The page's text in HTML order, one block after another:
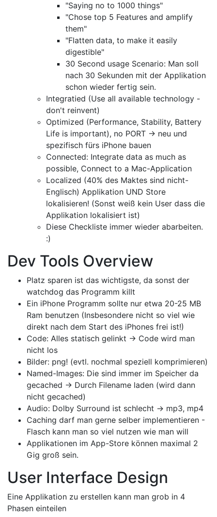
"Saying no to 1000 things"
"Chose top 5 Features and amplify
them"
"Flatten data, to make it easily
digestible"
30 Second usage Scenario: Man soll
nach 30 Sekunden mit der Applikation
schon wieder fertig sein.
Integratied (Use all available technology -
don't reinvent)
Optimized (Performance, Stability, Battery
Life is important), no PORT -> neu und
spezifisch fürs iPhone bauen
Connected: Integrate data as much as
possible, Connect to a Mac-Application
Localized (40% des Maktes sind nicht-
Englisch) Applikation UND Store
lokalisieren! (Sonst weiß kein User dass die
Applikation lokalisiert ist)
Diese Checkliste immer wieder abarbeiten.
:)
Dev Tools Overview
Platz sparen ist das wichtigste, da sonst der
watchdog das Programm killt
Ein iPhone Programm sollte nur etwa 20-25 MB
Ram benutzen (Insbesondere nicht so viel wie
direkt nach dem Start des iPhones frei ist!)
Code: Alles statisch gelinkt -> Code wird man
nicht los
Bilder: png! (evtl. nochmal speziell komprimieren)
Named-Images: Die sind immer im Speicher da
gecached -> Durch Filename laden (wird dann
nicht gecached)
Audio: Dolby Surround ist schlecht -> mp3, mp4
Caching darf man gerne selber implementieren -
Flasch kann man so viel nutzen wie man will
Applikationen im App-Store können maximal 2
Gig groß sein.
User Interface Design
Eine Applikation zu erstellen kann man grob in 4
Phasen einteilen